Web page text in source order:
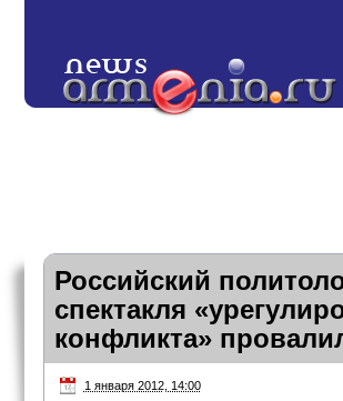
Российский
спектакля
конфликта»
1 января 2012, 14:00